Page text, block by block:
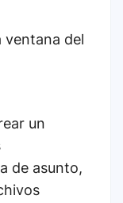
ventana del
un
de asunto,